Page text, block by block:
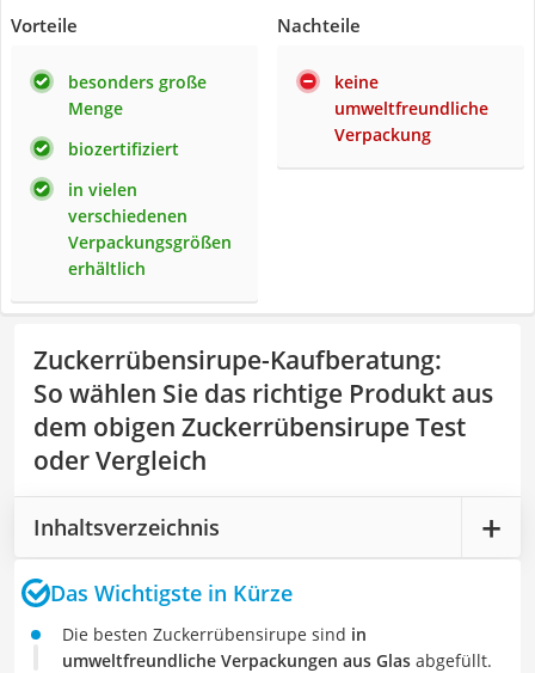
Vorteile
besonders große
Menge
biozertifiziert
in vielen
verschiedenen
Verpackungsgrößen
erhältlich
Nachteile
keine
umweltfreundliche
Verpackung
Zuckerrübensirupe-Kaufberatung:
So wählen Sie das richtige Produkt aus
dem obigen Zuckerrübensirupe Test
oder Vergleich
Inhaltsverzeichnis
Das Wichtigste in Kürze
Die besten Zuckerrübensirupe sind in
umweltfreundliche Verpackungen aus Glas abgefüllt.